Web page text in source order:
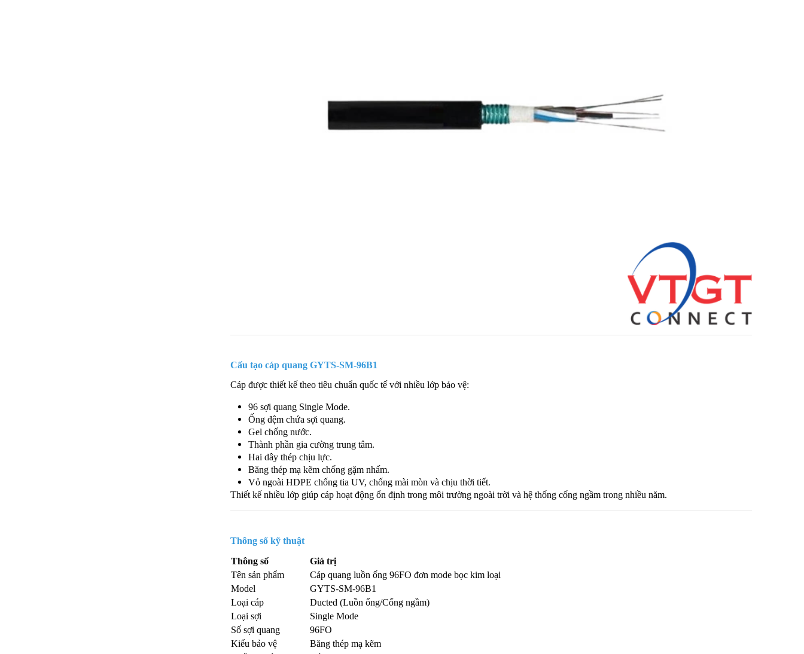
Cấu tạo cáp quang GYTS-SM-96B1
Cáp được thiết kế theo tiêu chuẩn quốc tế với nhiều lớp bảo vệ:
96 sợi quang Single Mode.
Ống đệm chứa sợi quang.
Gel chống nước.
Thành phần gia cường trung tâm.
Hai dây thép chịu lực.
Băng thép mạ kẽm chống gặm nhấm.
Vỏ ngoài HDPE chống tia UV, chống mài mòn và chịu thời tiết.
Thiết kế nhiều lớp giúp cáp hoạt động ổn định trong môi trường ngoài trời và hệ thống cống ngầm trong nhiều năm.
Thông số kỹ thuật
Thông số
Giá trị
Tên sản phẩm
Cáp quang luồn ống 96FO đơn mode bọc kim loại
Model
GYTS-SM-96B1
Loại cáp
Ducted (Luồn ống/Cống ngầm)
Loại sợi
Single Mode
Số sợi quang
96FO
Kiểu bảo vệ
Băng thép mạ kẽm